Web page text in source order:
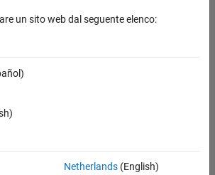
MATLAB Copilot
docenti, studenti e ricercatori a creare,
il debug del codice con l’IA generativa.
ultimi anni ha acquisito popolarità nel
un sito web dal seguente elenco:
Netherlands(English)